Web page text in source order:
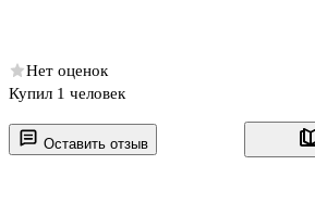
Оставить отзыв
Нет оценок
Купил 1 человек